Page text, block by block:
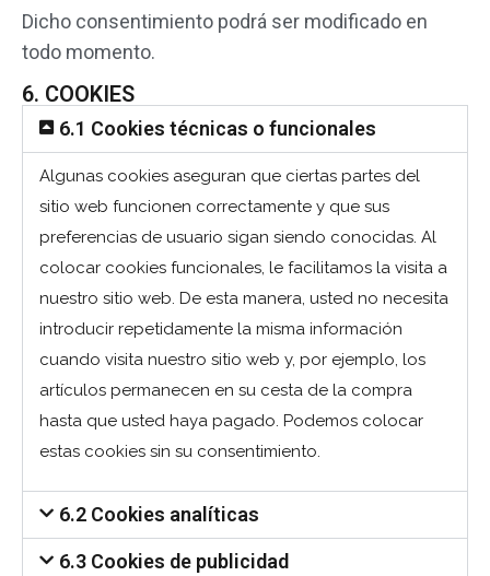
Dicho consentimiento podrá ser modificado en
todo momento.
6. COOKIES
6.1 Cookies técnicas o funcionales
Algunas cookies aseguran que ciertas partes del
sitio web funcionen correctamente y que sus
preferencias de usuario sigan siendo conocidas. Al
colocar cookies funcionales, le facilitamos la visita a
nuestro sitio web. De esta manera, usted no necesita
introducir repetidamente la misma información
cuando visita nuestro sitio web y, por ejemplo, los
artículos permanecen en su cesta de la compra
hasta que usted haya pagado. Podemos colocar
estas cookies sin su consentimiento.
6.2 Cookies analíticas
6.3 Cookies de publicidad